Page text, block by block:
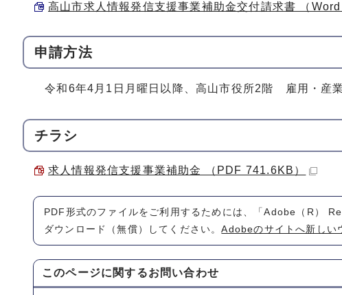
高山市求人情報発信支援事業補助金交付請求書 （Word
申請方法
令和6年4月1日月曜日以降、高山市役所2階 雇用・産業
チラシ
求人情報発信支援事業補助金 （PDF 741.6KB）
PDF形式のファイルをご利用するためには、「Adobe（R）
ダウンロード（無償）してください。Adobeのサイトへ新しい
このページに関するお問い合わせ